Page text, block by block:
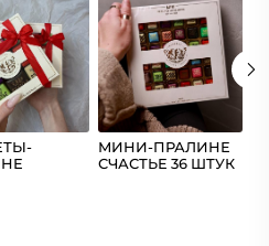
МИНИ-ПРАЛИНЕ
СЧАСТЬЕ 36 ШТУК